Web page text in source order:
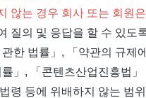
않는 경우 회사 또는 회원
질의 및 응답을 할 수 있도
한 법률」, 「약관의 규제
」, 「콘텐츠산업진흥법
령 등에 위배하지 않는 범